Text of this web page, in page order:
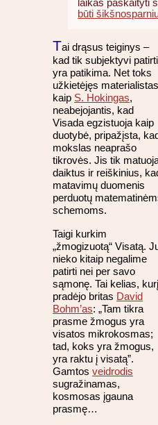
laikas paskaityti
būti
Tai drąsus teiginys –
kad tik subjektyvi
yra patikima. Net toks
užkietėjęs materialistas
kaip S. Hokingas,
neabejojantis, kad
Visada egzistuoja kaip
duotybė, pripažįsta,
mokslas neaprašo
tikrovės. Jis tik
daiktus ir reiškinius,
matavimų duomenis
perduotų
schemoms.
Taigi kurkim
„žmogizuotą“ Visatą.
nieko kitaip negalime
patirti nei per savo
sąmonę. Tai kelias, kurį
pradėjo britas David
Bohm’as: „Tam tikra
prasme žmogus yra
visatos mikrokosmas;
tad, koks yra žmogus,
yra raktu į visatą”.
Gamtos veidrodis
sugražinamas,
kosmosas įgauna
prasmę…